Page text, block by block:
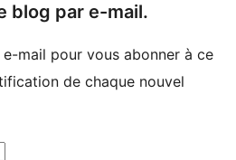
blog par e-mail.
mail pour vous abonner à ce
de chaque nouvel